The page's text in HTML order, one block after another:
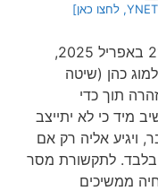
באופן דומה, ניסתה הפרקליטות ב- 21 באפריל 2025,
כהן (שיטה
תוך כדי
מיד כי לא יתייצב
ויגיע אליה רק אם
בלבד. לתקשורת מסר
ממשיכים